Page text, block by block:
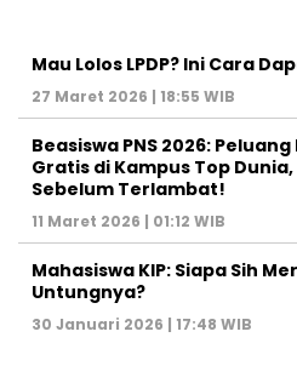
Mau Lolos LPDP? Ini Cara
27 Maret 2026 | 18:55 WIB
Beasiswa PNS 2026:
Gratis di Kampus Top
Sebelum Terlambat!
11 Maret 2026 | 01:12 WIB
Mahasiswa KIP: Siapa Sih
Untungnya?
30 Januari 2026 | 17:48 WIB